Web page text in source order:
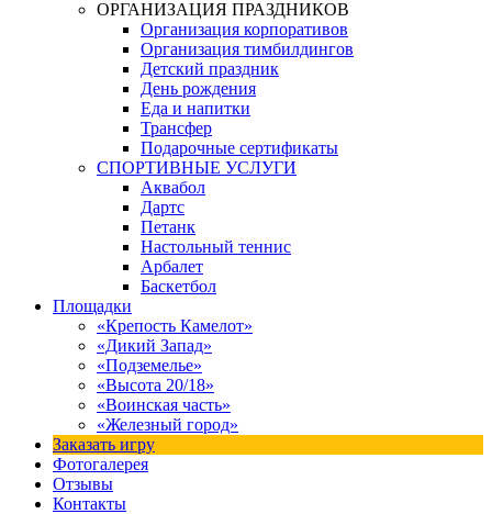
ОРГАНИЗАЦИЯ ПРАЗДНИКОВ
Организация корпоративов
Организация тимбилдингов
Детский праздник
День рождения
Еда и напитки
Трансфер
Подарочные сертификаты
СПОРТИВНЫЕ УСЛУГИ
Аквабол
Дартс
Петанк
Настольный теннис
Арбалет
Баскетбол
Площадки
«Крепость Камелот»
«Дикий Запад»
«Подземелье»
«Высота 20/18»
«Воинская часть»
«Железный город»
Заказать игру
Фотогалерея
Отзывы
Контакты